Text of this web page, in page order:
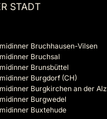
STADT
Bruchhausen-Vilsen
Bruchsal
Brunsbüttel
Burgdorf (CH)
Burgkirchen an der Alz
Burgwedel
Buxtehude